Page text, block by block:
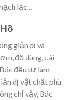
lạc…
giản dị và
đồ dùng, cái
đều tự làm
dị vật chất phù
chỉ vậy, Bác